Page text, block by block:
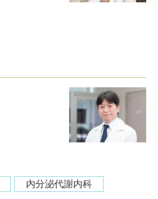
内分泌代謝内科